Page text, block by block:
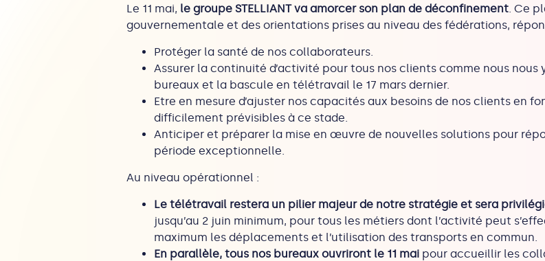
Le 11 mai, le groupe STELLIANT va amorcer son plan de déconfinement. Ce
gouvernementale et des orientations prises au niveau des fédérations,
Protéger la santé de nos collaborateurs.
Assurer la continuité d’activité pour tous nos clients comme nous
bureaux et la bascule en télétravail le 17 mars dernier.
Etre en mesure d’ajuster nos capacités aux besoins de nos clients en
difficilement prévisibles à ce stade.
Anticiper et préparer la mise en œuvre de nouvelles solutions pour
période exceptionnelle.
Au niveau opérationnel :
Le télétravail restera un pilier majeur de notre stratégie et sera
jusqu’au 2 juin minimum, pour tous les métiers dont l’activité peut
maximum les déplacements et l’utilisation des transports en commun.
En parallèle, tous nos bureaux ouvriront le 11 mai pour accueillir les